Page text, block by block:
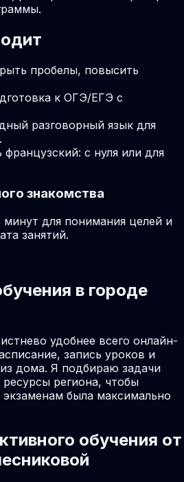
пробелы, повысить
к ОГЭ/ЕГЭ с
разговорный язык для
с нуля или для
знакомства
минут для понимания целей и
занятий.
в городе
удобнее всего онлайн-
запись уроков и
дома. Я подбираю задачи
региона, чтобы
была максимально
обучения от